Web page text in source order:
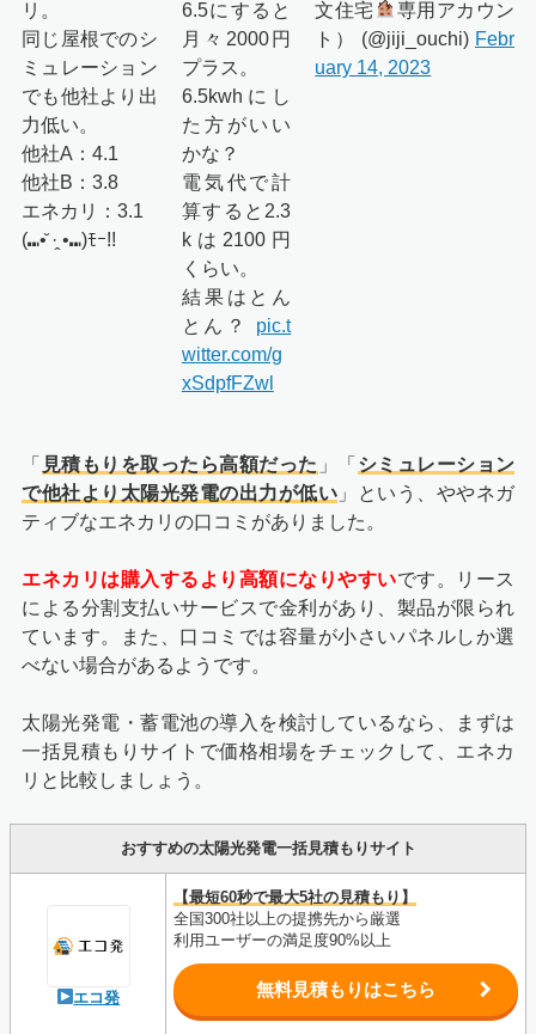
リ。
同じ屋根でのシ
ミュレーション
でも他社より出
力低い。
他社A：4.1
他社B：3.8
エネカリ：3.1
(⑉•̆ ·̭ •⑉)ﾓｰ!!
6.5にすると
月々2000円
プラス。
6.5kwhにし
た方がいい
かな？
電気代で計
算すると2.3
kは2100円
くらい。
結果はとん
とん？ pic.t
witter.com/g
xSdpfFZwl
文住宅
専用アカウン
ト） (@jiji_ouchi) Febr
uary 14, 2023
「 見積もりを取ったら高額だった 」「 シミュレーション
で他社より太陽光発電の出力が低い 」という、ややネガ
ティブなエネカリの口コミがありました。
エネカリは購入するより高額になりやすいです。リース
による分割支払いサービスで金利があり、製品が限られ
ています。また、口コミでは容量が小さいパネルしか選
べない場合があるようです。
太陽光発電・蓄電池の導入を検討しているなら、まずは
一括見積もりサイトで価格相場をチェックして、エネカ
リと比較しましょう。
おすすめの太陽光発電一括見積もりサイト
エコ発
【最短60秒で最大5社の見積もり】
全国300社以上の提携先から厳選
利用ユーザーの満足度90%以上
無料見積もりはこちら